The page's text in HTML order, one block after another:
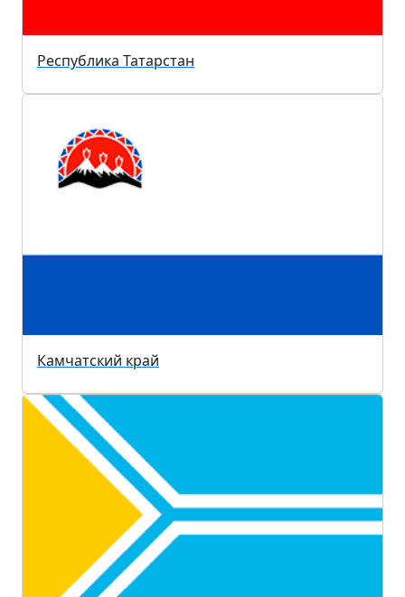
Республика Татарстан
Камчатский край